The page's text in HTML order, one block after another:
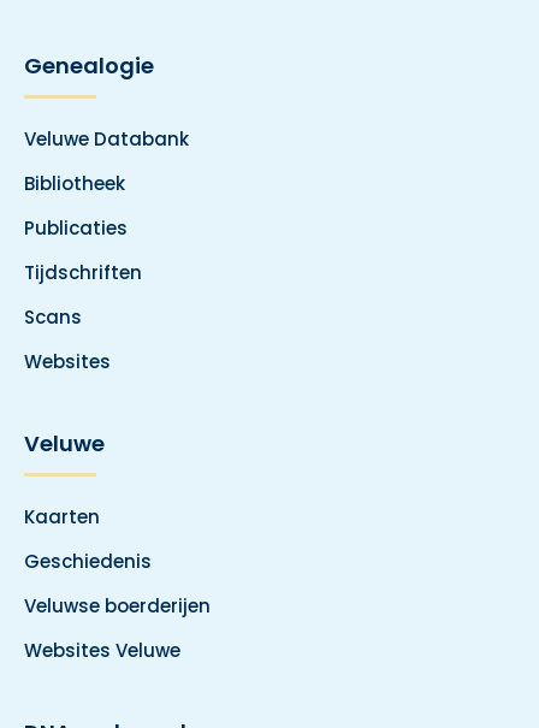
Genealogie
Veluwe Databank
Bibliotheek
Publicaties
Tijdschriften
Scans
Websites
Veluwe
Kaarten
Geschiedenis
Veluwse boerderijen
Websites Veluwe